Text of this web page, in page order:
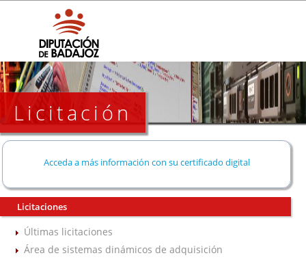
Licitación
Acceda a más información con su certificado digital
Licitaciones
Últimas licitaciones
Área de sistemas dinámicos de adquisición